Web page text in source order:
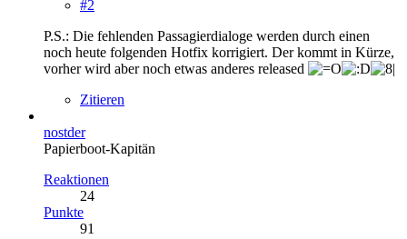
#2
P.S.: Die fehlenden Passagierdialoge werden durch einen
noch heute folgenden Hotfix korrigiert. Der kommt in Kürze,
vorher wird aber noch etwas anderes released
Zitieren
nostder
Papierboot-Kapitän
Reaktionen
24
Punkte
91